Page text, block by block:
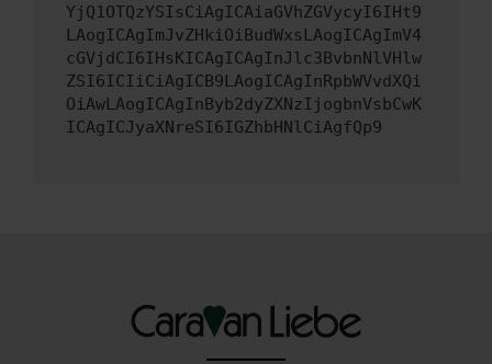
YjQ1OTQzYSIsCiAgICAiaGVhZGVycyI6IHt9
LAogICAgImJvZHkiOiBudWxsLAogICAgImV4
cGVjdCI6IHsKICAgICAgInJlc3BvbnNlVHlw
ZSI6ICIiCiAgICB9LAogICAgInRpbWVvdXQi
OiAwLAogICAgInByb2dyZXNzIjogbnVsbCwK
ICAgICJyaXNreSI6IGZhbHNlCiAgfQp9